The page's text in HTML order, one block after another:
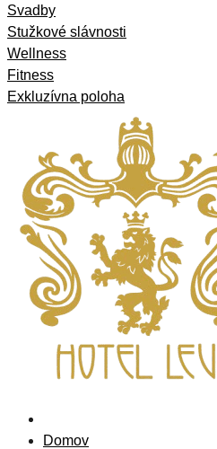
Svadby
Stužkové slávnosti
Wellness
Fitness
Exkluzívna poloha
Domov